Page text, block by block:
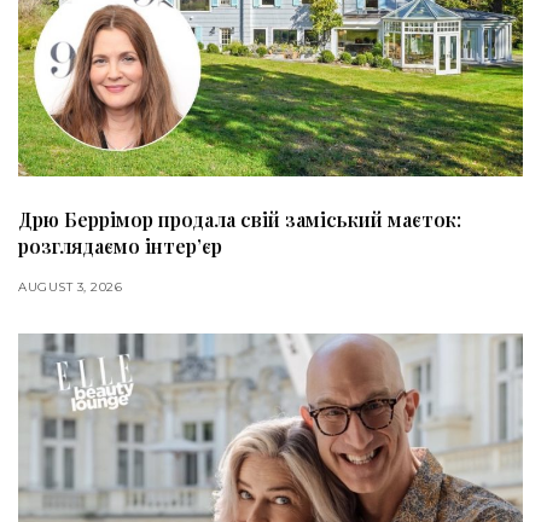
Дрю Беррімор продала свій заміський маєток:
розглядаємо інтер’єр
AUGUST 3, 2026